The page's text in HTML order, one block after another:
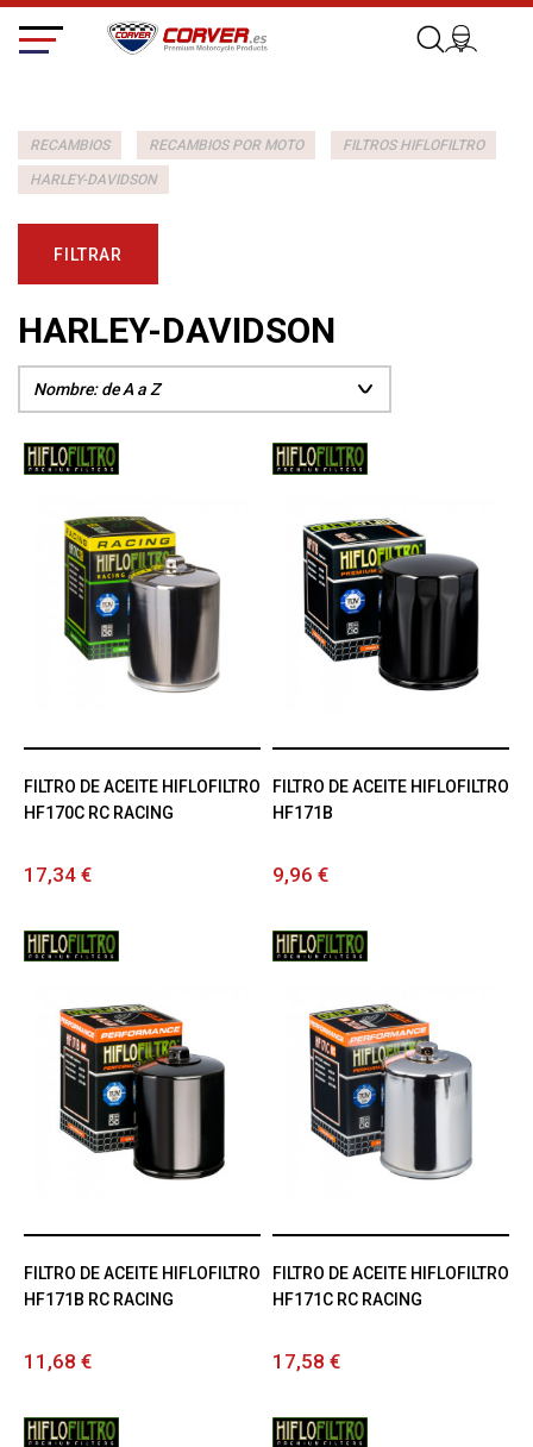
RECAMBIOS RECAMBIOS POR MOTO FILTROS HIFLOFILTRO
HARLEY-DAVIDSON
FILTRAR
HARLEY-DAVIDSON
FILTRO DE ACEITE HIFLOFILTRO
HF170C RC RACING
17,34 €
FILTRO DE ACEITE HIFLOFILTRO
HF171B
9,96 €
FILTRO DE ACEITE HIFLOFILTRO
HF171B RC RACING
11,68 €
FILTRO DE ACEITE HIFLOFILTRO
HF171C RC RACING
17,58 €